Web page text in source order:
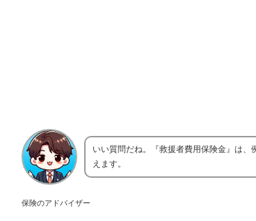
保険のアドバイザー
いい質問だね。『救援者費用保険金』は
えます。